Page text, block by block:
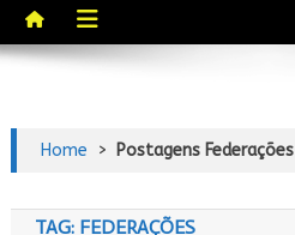
Home > Postagens Federações
TAG: FEDERAÇÕES